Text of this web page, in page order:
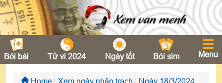
Bói bài Tử vi 2024 Ngày tốt Bói sim Menu
Home Xem ngày nhập trạch Ngày 18/3/2024